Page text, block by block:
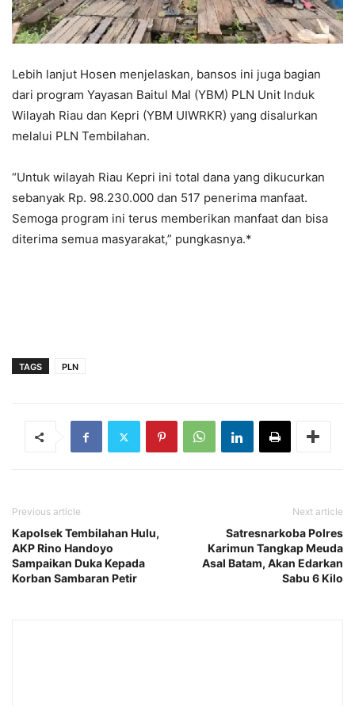
Lebih lanjut Hosen menjelaskan, bansos ini juga bagian
dari program Yayasan Baitul Mal (YBM) PLN Unit Induk
Wilayah Riau dan Kepri (YBM UIWRKR) yang disalurkan
melalui PLN Tembilahan.
“Untuk wilayah Riau Kepri ini total dana yang dikucurkan
sebanyak Rp. 98.230.000 dan 517 penerima manfaat.
Semoga program ini terus memberikan manfaat dan bisa
diterima semua masyarakat,” pungkasnya.*
TAGS PLN
Previous article
Kapolsek Tembilahan Hulu,
AKP Rino Handoyo
Sampaikan Duka Kepada
Korban Sambaran Petir
Next article
Satresnarkoba Polres
Karimun Tangkap Meuda
Asal Batam, Akan Edarkan
Sabu 6 Kilo